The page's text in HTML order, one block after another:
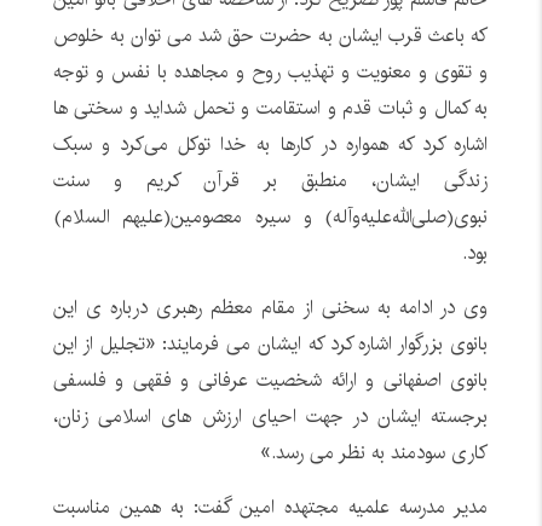
که باعث قرب ایشان به حضرت حق شد می توان به خلوص
و تقوی و معنویت و تهذیب روح و مجاهده با نفس و توجه
به کمال و ثبات قدم و استقامت و تحمل شداید و سختی ها
اشاره کرد که همواره در کارها به خدا توکل می‌کرد و سبک
زندگی ایشان، منطبق بر قرآن کریم و سنت
نبوی(صلی‌الله‌علیه‌و‌آله) و سیره معصومین(علیهم ‌السلام)
بود.
وی در ادامه به سخنی از مقام معظم رهبری درباره ی این
بانوی بزرگوار اشاره کرد که ایشان می فرمایند: «تجلیل از این
بانوی اصفهانی و ارائه شخصیت عرفانی و فقهی و فلسفی
برجسته ایشان در جهت احیای ارزش های اسلامی زنان،
کاری سودمند به نظر می رسد.»
مدیر مدرسه علمیه مجتهده امین گفت: به همین مناسبت